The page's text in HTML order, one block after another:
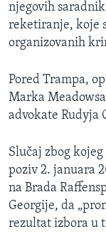
njegovih
reketiranje, koje
organizovanih
Pored Trampa,
Marka
advokate Rudyja
Slučaj zbog
poziv 2. januara
na Brada
Georgije, da
rezultat izbora u